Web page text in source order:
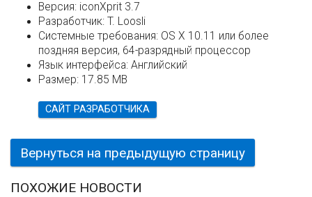
Версия: iconXprit 3.7
Разработчик: T. Loosli
Системные требования: OS X 10.11 или более
поздняя версия, 64-разрядный процессор
Язык интерфейса: Английский
Размер: 17.85 MB
САЙТ РАЗРАБОТЧИКА
Вернуться на предыдущую страницу
ПОХОЖИЕ НОВОСТИ